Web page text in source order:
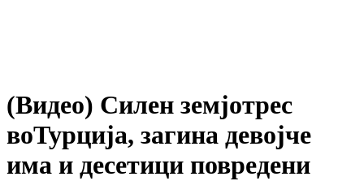
(Видео) Силен земјотрес
воТурција, загина девојче
има и десетици повредени